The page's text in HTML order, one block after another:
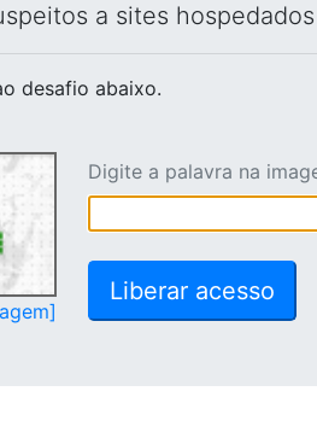
a sites
desafio abaixo.
Digite a palavra na